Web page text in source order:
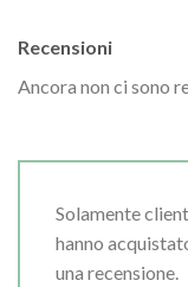
Recensioni
Ancora non ci sono
Solamente
hanno
una recensione.